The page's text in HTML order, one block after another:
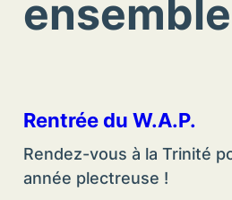
ensemble
Rentrée du W.A.P.
Rendez-vous à la Trinité
année plectreuse !